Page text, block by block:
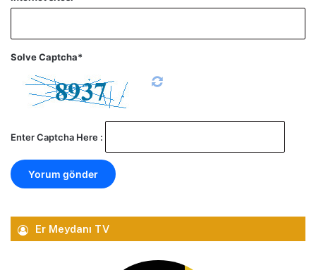
Solve Captcha*
Enter Captcha Here :
Er Meydanı TV